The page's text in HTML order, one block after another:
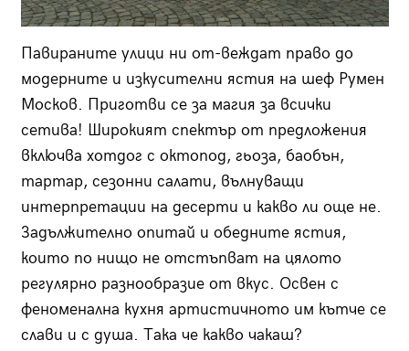
Павираните улици ни от-веждат право до
модерните и изкусителни ястия на шеф Румен
Москов. Приготви се за магия за всички
сетива! Широкият спектър от предложения
включва хотдог с октопод, гьоза, баобън,
тартар, сезонни салати, вълнуващи
интерпретации на десерти и какво ли още не.
Задължително опитай и обедните ястия,
които по нищо не отстъпват на цялото
регулярно разнообразие от вкус. Освен с
феноменална кухня артистичното им кътче се
слави и с душа. Така че какво чакаш?